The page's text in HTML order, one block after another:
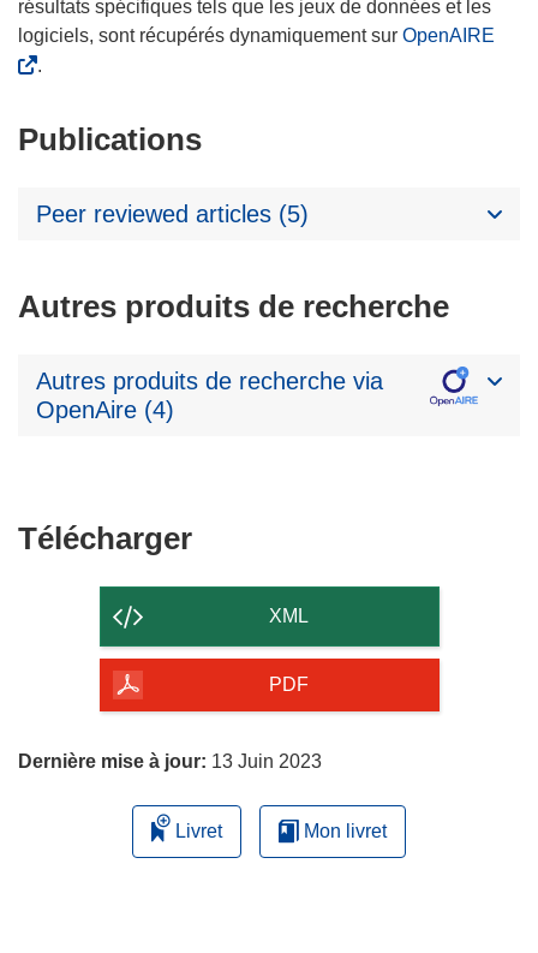
résultats spécifiques tels que les jeux de données et les
logiciels, sont récupérés dynamiquement sur OpenAIRE
.
Publications
Peer reviewed articles (5)
Autres produits de recherche
Autres produits de recherche via
OpenAire (4)
TéléchargerTélécharger
contenu
de
page
XML
PDF
Dernière mise à jour: 13 Juin 2023
Livret Mon livret